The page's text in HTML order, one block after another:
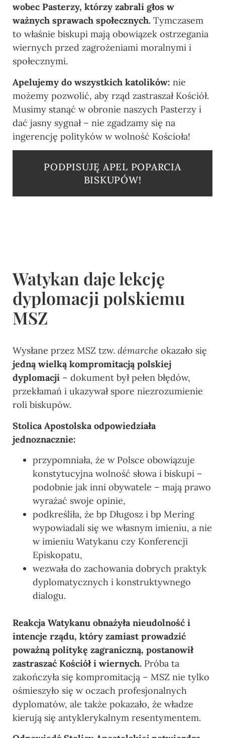
wobec Pasterzy, którzy zabrali głos w
ważnych sprawach społecznych. Tymczasem
to właśnie biskupi mają obowiązek ostrzegania
wiernych przed zagrożeniami moralnymi i
społecznymi.
Apelujemy do wszystkich katolików: nie
możemy pozwolić, aby rząd zastraszał Kościół.
Musimy stanąć w obronie naszych Pasterzy i
dać jasny sygnał – nie zgadzamy się na
ingerencję polityków w wolność Kościoła!
PODPISUJĘ APEL POPARCIA
BISKUPÓW!
Watykan daje lekcję
dyplomacji polskiemu
MSZ
Wysłane przez MSZ tzw. démarche okazało się
jedną wielką kompromitacją polskiej
dyplomacji – dokument był pełen błędów,
przekłamań i ukazywał spore niezrozumienie
roli biskupów.
Stolica Apostolska odpowiedziała
jednoznacznie:
przypomniała, że w Polsce obowiązuje
konstytucyjna wolność słowa i biskupi –
podobnie jak inni obywatele – mają prawo
wyrażać swoje opinie,
podkreśliła, że bp Długosz i bp Mering
wypowiadali się we własnym imieniu, a nie
w imieniu Watykanu czy Konferencji
Episkopatu,
wezwała do zachowania dobrych praktyk
dyplomatycznych i konstruktywnego
dialogu.
Reakcja Watykanu obnażyła nieudolność i
intencje rządu, który zamiast prowadzić
poważną politykę zagraniczną, postanowił
zastraszać Kościół i wiernych. Próba ta
zakończyła się kompromitacją – MSZ nie tylko
ośmieszyło się w oczach profesjonalnych
dyplomatów, ale także pokazało, że władze
kierują się antyklerykalnym resentymentem.